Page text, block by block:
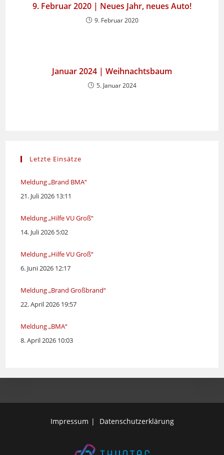
9. Februar 2020 | Neues Jahr, neues Auto!
9. Februar 2020
Januar 2024 | Weihnachtsbaum
5. Januar 2024
Letzte Einsätze
Meldung „Brand BMA“
21. Juli 2026 13:11
Meldung „Hilfe VU Groß“
14. Juli 2026 5:02
Meldung „Hilfe VU Groß“
6. Juni 2026 12:17
Meldung „Brand Großbrand“
22. April 2026 19:57
Meldung „BMA“
8. April 2026 10:03
Impressum Datenschutzerklärung